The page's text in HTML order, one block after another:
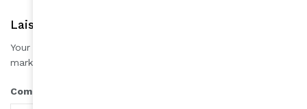
Laisser une réponse
Your email address will not be published.
marked
Comment